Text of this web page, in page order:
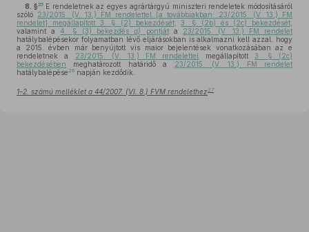
8. §25 E rendeletnek az egyes agrártárgyú miniszteri rendeletek módosításáról
szóló 23/2015. (V. 13.) FM rendelettel [a továbbiakban: 23/2015. (V. 13.) FM
rendelet] megállapított 3. § (2) bekezdését,3. § (2b) és (2c) bekezdését
valamint a4. § (3) bekezdésa) pontjáta 23/2015. (V. 13.) FM rendelet
hatálybalépésekor folyamatban lévő eljárásokban is alkalmazni kell azzal, hogy
a 2015. évben már benyújtott vis maior bejelentések vonatkozásában az e
rendeletnek a 23/2015. (V. 13.) FM rendelettel megállapított3. § (2c)
bekezdésében meghatározott határidő a
23/2015. (V. 13.) FM rendelet
hatálybalépése 26 napján kezdődik.
1–2. számú melléklet a 44/2007. (VI. 8.) FVM rendelethez 27